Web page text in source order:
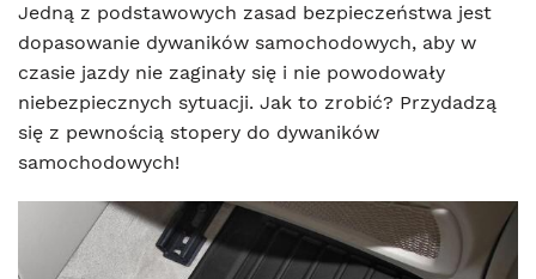
Jedną z podstawowych zasad bezpieczeństwa jest
dopasowanie dywaników samochodowych, aby w
czasie jazdy nie zaginały się i nie powodowały
niebezpiecznych sytuacji. Jak to zrobić? Przydadzą
się z pewnością stopery do dywaników
samochodowych!